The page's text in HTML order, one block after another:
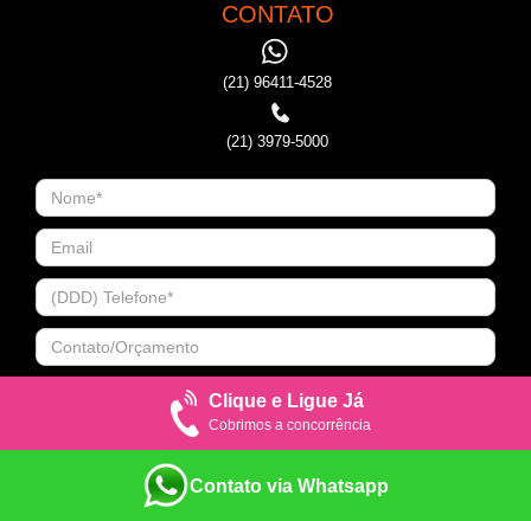
CONTATO
(21) 96411-4528
(21) 3979-5000
Clique e Ligue Já
Cobrimos a concorrência
Contato via Whatsapp